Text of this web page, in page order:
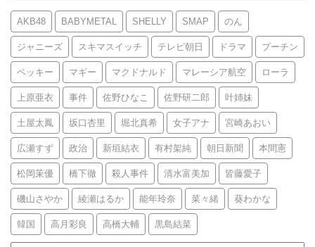
AKB48 BABYMETAL SHELLY SMAP のん
ジャニーズ スキマスイッチ テレビ朝日 ドラマ プーチン
ベッキー マギー マクドナルド マレーシア航空 ローラ
上原亜衣 事件 佐野ひなこ 佐野研二郎 叶姉妹
土屋太鳳 坂口杏里 堀北真希 女子アナ 宮崎あおい
広瀬すず 政治 新垣結衣 有村架純 朝日新聞 本間憲
松岡茉優 橋下徹 殺人事件 清水富美加 皆藤愛子
磯山さやか 綾瀬はるか 能年玲奈 菜々緒 葵わかな
韓国 高月彩良 高橋大輔 黒島結菜